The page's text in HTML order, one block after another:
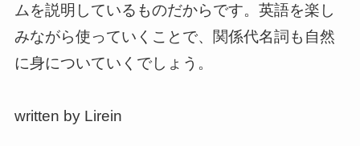
ムを説明しているものだからです。英語を楽し
みながら使っていくことで、関係代名詞も自然
に身についていくでしょう。
written by Lirein